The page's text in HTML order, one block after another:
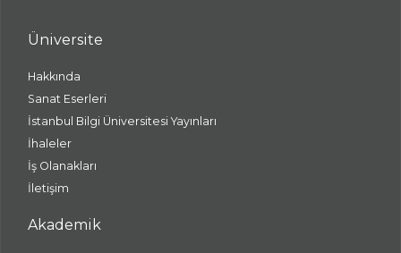
Üniversite
Hakkında
Sanat Eserleri
İstanbul Bilgi Üniversitesi Yayınları
İhaleler
İş Olanakları
İletişim
Akademik